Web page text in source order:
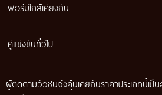
ฟอร์มใกล้เคียงกัน
คู่แข่งขันทั่วไป
ผู้ติดตามวัวชนจึงคุ้นเคยกับราคาประเภทนี้เป็